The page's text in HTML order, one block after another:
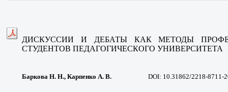
ДИСКУССИИ И ДЕБАТЫ КАК МЕТОДЫ
СТУДЕНТОВ ПЕДАГОГИЧЕСКОГО УНИВЕРСИТЕТА
Баркова Н. Н., Карпенко А. В. DOI: 10.31862/2218-8711-